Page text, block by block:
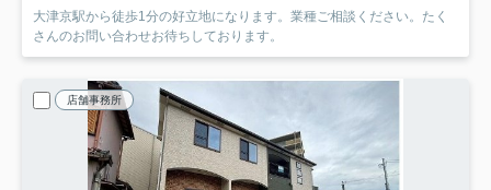
大津京駅から徒歩1分の好立地になります。業種ご相談ください。たく
さんのお問い合わせお待ちしております。
店舗事務所